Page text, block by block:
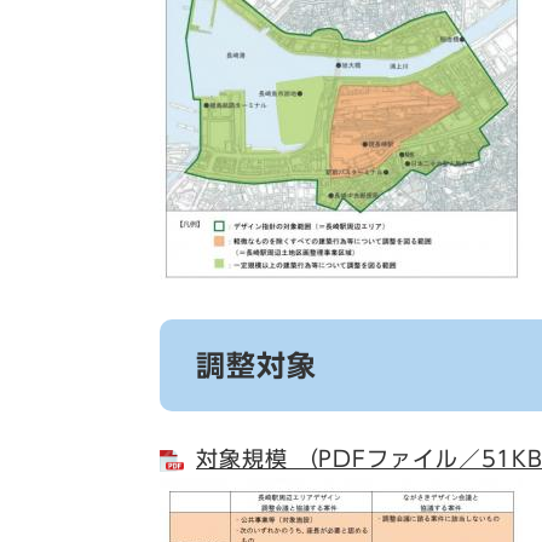
調整対象
対象規模 （PDFファイル／